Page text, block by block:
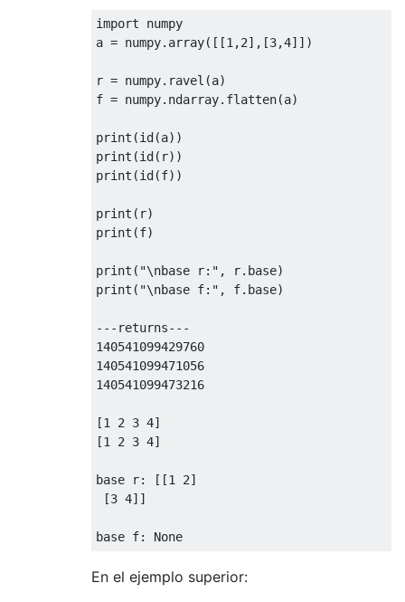
import numpy
a = numpy. array([[1 ,2],[3,4]])
r = numpy. ravel (a)
f = numpy. ndarray. flatten(a)
print (id(a))
print (id( r))
print (id(f))
print ( r)
print (f)
print ( "\nbase r:" , r. base)
print ( "\nbase f:" , f. base)
--- returns---
140541099429760
140541099471056
140541099473216
[1 2 3 4]
[1 2 3 4]
base r: [[1 2]
[3 4]]
base f: None
En el ejemplo superior: